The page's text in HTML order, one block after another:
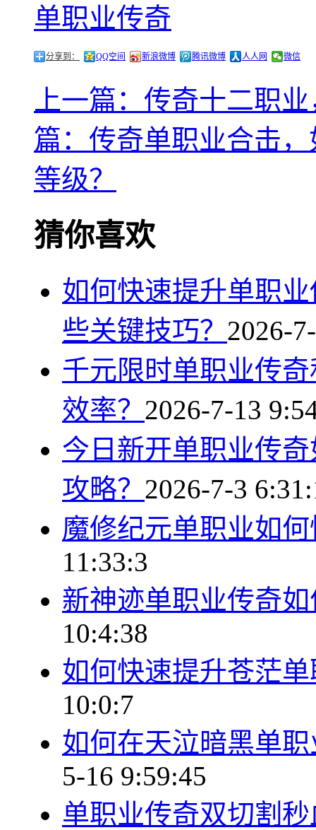
单职业传奇
分享到： QQ空间 新浪微博 腾讯微博 人人网 微信
上一篇：传奇十二职
篇：传奇单职业合击
等级？
猜你喜欢
如何快速提升单职
些关键技巧？ 2026-
千元限时单职业传
效率？ 2026-7-13
今日新开单职业传
攻略？ 2026-7-3
魔修纪元单职业如
11:33:3
新神迹单职业传奇
10:4:38
如何快速提升苍茫
10:0:7
如何在天泣暗黑单
5-16 9:59:45
单职业传奇双切割